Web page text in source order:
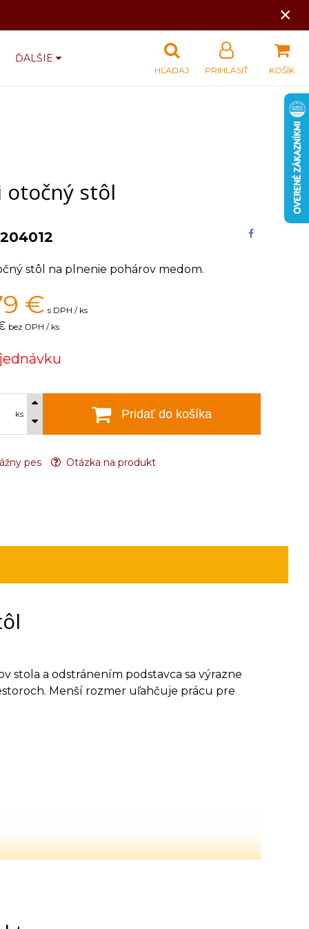
×
ĎALŠIE
KOŠÍK
PRIHLÁSIŤ
HĽADAJ
otočný stôl
stôl na plnenie pohárov medom.
€ s DPH / ks
bez DPH / ks
ks Pridať do košíka
pes Otázka na produkt
stola a odstránením podstavca sa výrazne
Menší rozmer uľahčuje prácu pre